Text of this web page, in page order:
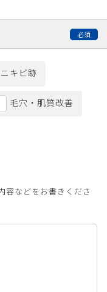
キビ跡
毛穴・肌質改善
容などをお書きくださ